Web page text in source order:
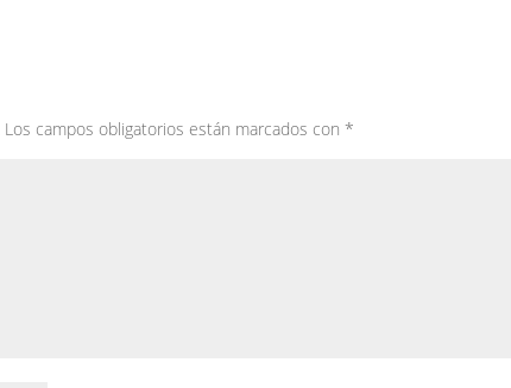
Los campos obligatorios están marcados con*